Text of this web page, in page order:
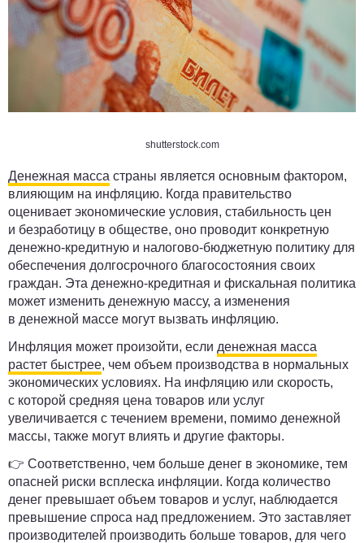
shutterstock.com
Денежная масса страны является основным фактором,
влияющим на инфляцию. Когда правительство
оценивает экономические условия, стабильность цен
и безработицу в обществе, оно проводит конкретную
денежно-кредитную и налогово-бюджетную политику для
обеспечения долгосрочного благосостояния своих
граждан. Эта денежно-кредитная и фискальная политика
может изменить денежную массу, а изменения
в денежной массе могут вызвать инфляцию.
Инфляция может произойти, если денежная масса
растет быстрее, чем объем производства в нормальных
экономических условиях. На инфляцию или скорость,
с которой средняя цена товаров или услуг
увеличивается с течением времени, помимо денежной
массы, также могут влиять и другие факторы.
👉 Соответственно, чем больше денег в экономике, тем
опасней риски всплеска инфляции. Когда количество
денег превышает объем товаров и услуг, наблюдается
превышение спроса над предложением. Это заставляет
производителей производить больше товаров, для чего